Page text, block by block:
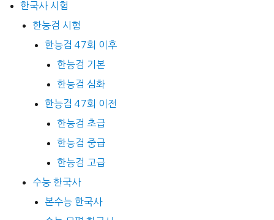
한국사 시험
한능검 시험
한능검 47회 이후
한능검 기본
한능검 심화
한능검 47회 이전
한능검 초급
한능검 중급
한능검 고급
수능 한국사
본수능 한국사